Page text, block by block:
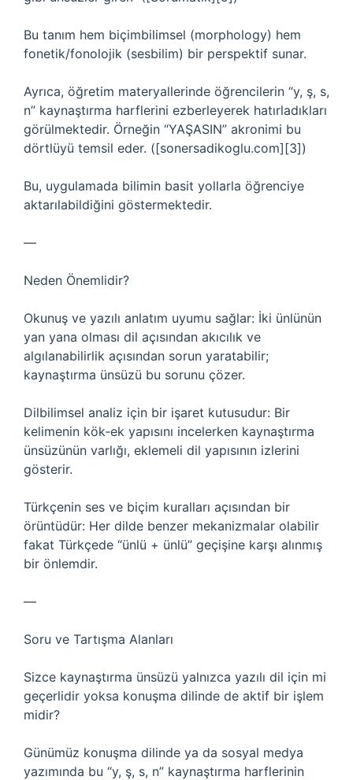
Bu tanım hem biçimbilimsel (morphology) hem
fonetik/fonolojik (sesbilim) bir perspektif sunar.
Ayrıca, öğretim materyallerinde öğrencilerin “­y, ş, s,
n” kaynaştırma harflerini ezberleyerek hatırladıkları
görülmektedir. Örneğin “YAŞASIN” akronimi bu
dörtlüyü temsil eder. ([sonersadikoglu.com][3])
Bu, uygulamada bilimin basit yollarla öğrenciye
aktarılabildiğini göstermektedir.
—
Neden Önemlidir?
Okunuş ve yazılı anlatım uyumu sağlar: İki ünlünün
yan yana olması dil açısından akıcılık ve
algılanabilirlik açısından sorun yaratabilir;
kaynaştırma ünsüzü bu sorunu çözer.
Dilbilimsel analiz için bir işaret kutusudur: Bir
kelimenin kök‑ek yapısını incelerken kaynaştırma
ünsüzünün varlığı, eklemeli dil yapısının izlerini
gösterir.
Türkçenin ses ve biçim kuralları açısından bir
örüntüdür: Her dilde benzer mekanizmalar olabilir
fakat Türkçede “ünlü + ünlü” geçişine karşı alınmış
bir önlemdir.
—
Soru ve Tartışma Alanları
Sizce kaynaştırma ünsüzü yalnızca yazılı dil için mi
geçerlidir yoksa konuşma dilinde de aktif bir işlem
midir?
Günümüz konuşma dilinde ya da sosyal medya
yazımında bu “y, ş, s, n” kaynaştırma harflerinin